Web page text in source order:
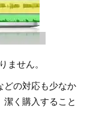
ません。
どの対応も少なか
潔く購入すること